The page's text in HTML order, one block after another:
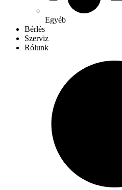
Egyéb
Bérlés
Szerviz
Rólunk